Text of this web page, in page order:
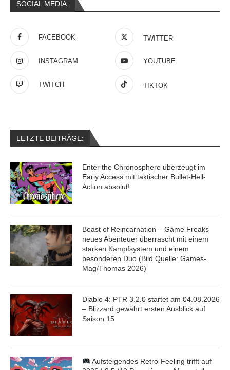
SOCIAL MEDIA:
FACEBOOK TWITTER
INSTAGRAM YOUTUBE
TWITCH TIKTOK
LETZTE BEITRÄGE:
Enter the Chronosphere überzeugt im
Early Access mit taktischer Bullet-Hell-
Action absolut!
Beast of Reincarnation – Game Freaks
neues Abenteuer überrascht mit einem
starken Kampfsystem und einem
besonderen Duo (Bild Quelle: Games-
Mag/Thomas 2026)
Diablo 4: PTR 3.2.0 startet am 04.08.2026
– Blizzard gewährt ersten Ausblick auf
Saison 15
Aufsteigendes Retro-Feeling trifft auf